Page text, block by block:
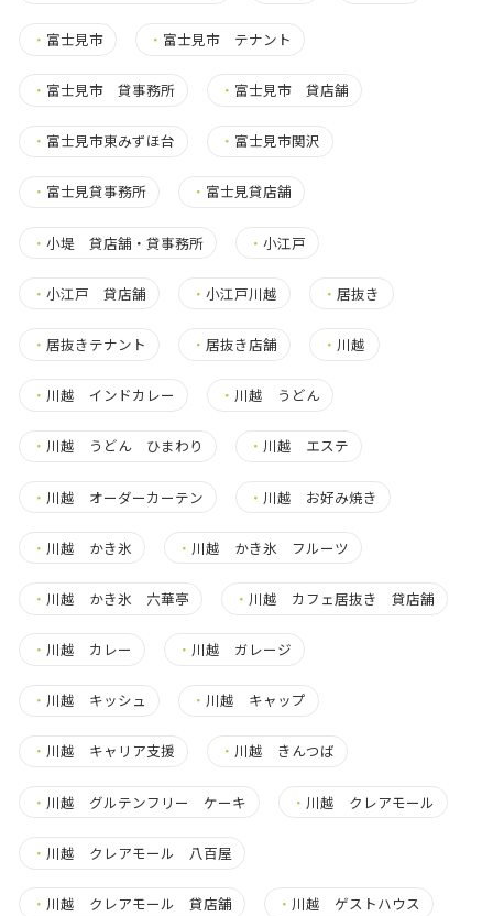
・ 富士見市 ・ 富士見市 テナント
・ 富士見市 貸事務所 ・ 富士見市 貸店舗
・ 富士見市東みずほ台 ・ 富士見市関沢
・ 富士見貸事務所 ・ 富士見貸店舗
・ 小堤 貸店舗・貸事務所 ・小江戸
・ 小江戸 貸店舗 ・小江戸川越 ・ 居抜き
・ 居抜きテナント ・居抜き店舗 ・ 川越
・ 川越 インドカレー ・ 川越 うどん
・ 川越 うどん ひまわり ・ 川越 エステ
・ 川越 オーダーカーテン ・ 川越 お好み焼き
・ 川越 かき氷 ・ 川越 かき氷 フルーツ
・ 川越 かき氷 六華亭 ・ 川越 カフェ居抜き 貸店舗
・ 川越 カレー ・ 川越 ガレージ
・ 川越 キッシュ ・ 川越 キャップ
・ 川越 キャリア支援 ・ 川越 きんつば
・ 川越 グルテンフリー ケーキ ・ 川越 クレアモール
・ 川越 クレアモール 八百屋
・ 川越 クレアモール 貸店舗 ・ 川越 ゲストハウス